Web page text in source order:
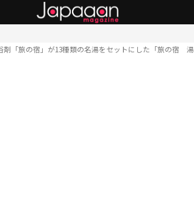
剤「旅の宿」が13種類の名湯をセットにした「旅の宿